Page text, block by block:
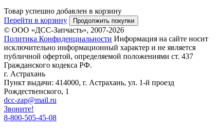
Товар успешно добавлен в корзину
Перейти в корзину
Продолжить покупки
© ООО «ДСС-Запчасть», 2007-2026
Политика Конфиденциальности Информация на сайте носит
исключительно информационный характер и не является
публичной офертой, определяемой положениями ст. 437
Гражданского кодекса РФ.
г. Астрахань
Пункт выдачи: 414000, г. Астрахань, ул. 1-й проезд
Рождественского, 1
dcc-zap@mail.ru
Звоните!
8-800-505-45-08